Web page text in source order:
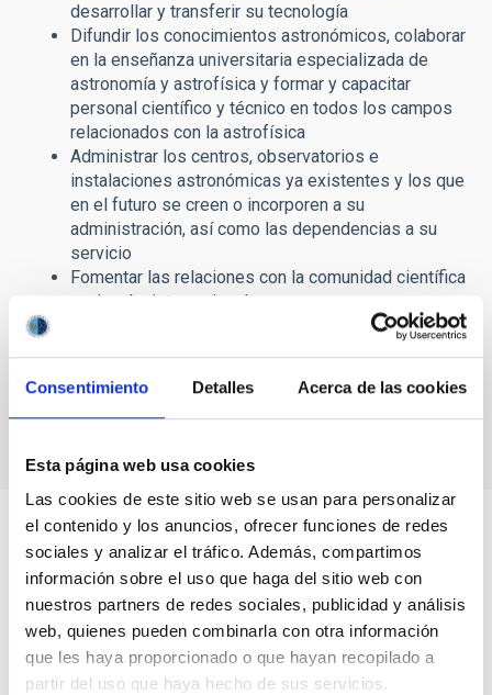
Consentimiento Detalles Acerca de las cookies
Esta página web usa cookies
Las cookies de este sitio web se usan para personalizar
el contenido y los anuncios, ofrecer funciones de redes
sociales y analizar el tráfico. Además, compartimos
información sobre el uso que haga del sitio web con
nuestros partners de redes sociales, publicidad y análisis
web, quienes pueden combinarla con otra información
que les haya proporcionado o que hayan recopilado a
partir del uso que haya hecho de sus servicios.
desarrollar y transferir su tecnología
Difundir los conocimientos astronómicos, colaborar
en la enseñanza universitaria especializada de
astronomía y astrofísica y formar y capacitar
personal científico y técnico en todos los campos
relacionados con la astrofísica
Administrar los centros, observatorios e
instalaciones astronómicas ya existentes y los que
en el futuro se creen o incorporen a su
administración, así como las dependencias a su
servicio
Fomentar las relaciones con la comunidad científica
nacional e internacional.
En esta sección de su página web, el IAC ofrece a la ciudadanía
19/2013, de Transparencia, Acceso a la Información Pública y